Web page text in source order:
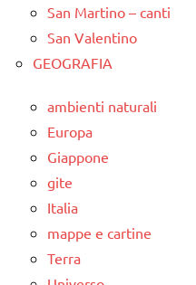
San Martino – canti
San Valentino
GEOGRAFIA
ambienti naturali
Europa
Giappone
gite
Italia
mappe e cartine
Terra